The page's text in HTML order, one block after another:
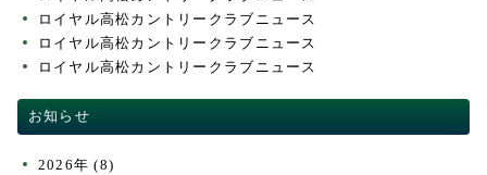
ロイヤル高松カントリークラブニュース
ロイヤル高松カントリークラブニュース
ロイヤル高松カントリークラブニュース
お知らせ
2026年 (8)